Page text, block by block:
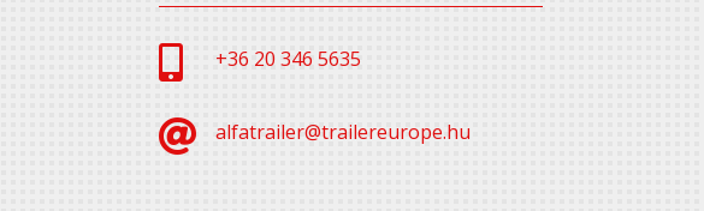
 +36 20 346 5635
 alfatrailer@trailereurope.hu